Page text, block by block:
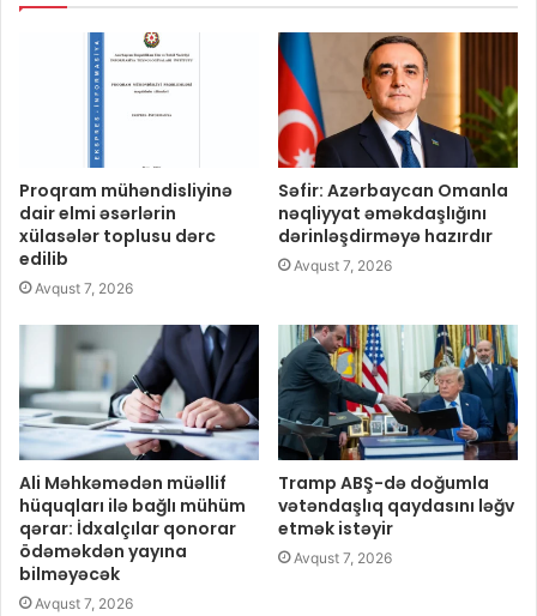
Proqram mühəndisliyinə
dair elmi əsərlərin
xülasələr toplusu dərc
edilib
Avqust 7, 2026
Səfir: Azərbaycan Omanla
nəqliyyat əməkdaşlığını
dərinləşdirməyə hazırdır
Avqust 7, 2026
Ali Məhkəmədən müəllif
hüquqları ilə bağlı mühüm
qərar: İdxalçılar qonorar
ödəməkdən yayına
bilməyəcək
Avqust 7, 2026
Tramp ABŞ-də doğumla
vətəndaşlıq qaydasını ləğv
etmək istəyir
Avqust 7, 2026